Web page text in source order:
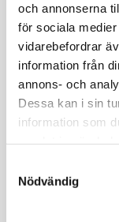
och annonserna
för sociala
vidarebefordrar
information från
annons- och
Dessa kan i sin
information som
Nödvändig